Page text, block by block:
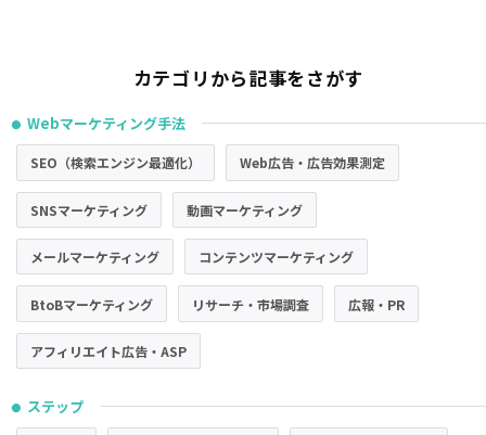
カテゴリから記事をさがす
● Webマーケティング手法
SEO（検索エンジン最適化） Web広告・広告効果測定
SNSマーケティング 動画マーケティング
メールマーケティング コンテンツマーケティング
BtoBマーケティング リサーチ・市場調査 広報・PR
アフィリエイト広告・ASP
● ステップ